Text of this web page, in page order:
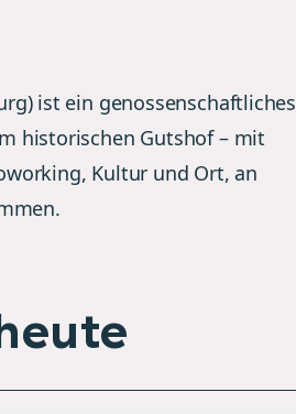
ist ein genossenschaftliches
historischen Gutshof – mit
Kultur und Ort, an